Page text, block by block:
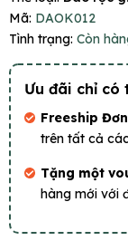
Mã: DAOK012
Tình trạng: Còn
Ưu đãi chỉ có
Freeship
trên tất cả
Tặng một
hàng mới với